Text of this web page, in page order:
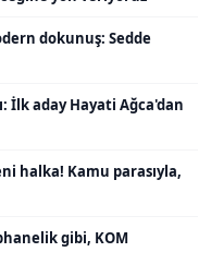
dokunuş: Sedde
İlk aday Hayati Ağca'dan
halka! Kamu parasıyla,
gibi, KOM